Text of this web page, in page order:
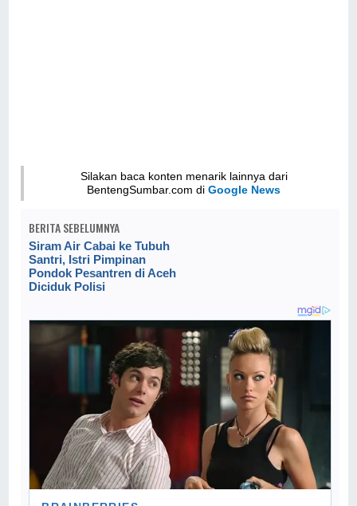
Silakan baca konten menarik lainnya dari
BentengSumbar.com diGoogle News
BERITA SEBELUMNYA
Siram Air Cabai ke Tubuh
Santri, Istri Pimpinan
Pondok Pesantren di Aceh
Diciduk Polisi